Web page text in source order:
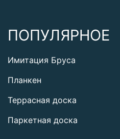
ПОПУЛЯРНОЕ
Имитация Бруса
Планкен
Террасная доска
Паркетная доска